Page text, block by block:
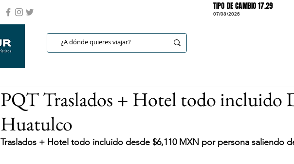
TIPO DE CAMBIO 17.29
07/08/2026
PQT Traslados + Hotel todo incluido
Huatulco
Traslados + Hotel todo incluido desde $6,110 MXN por persona saliendo